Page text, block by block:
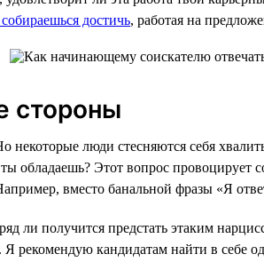
достичь, работая на
стороны
люди стесняются себя
Этот вопрос провоцирует
вместо банальной фразы «Я
ли получится предстать этаким
рекомендую кандидатам найти в себе